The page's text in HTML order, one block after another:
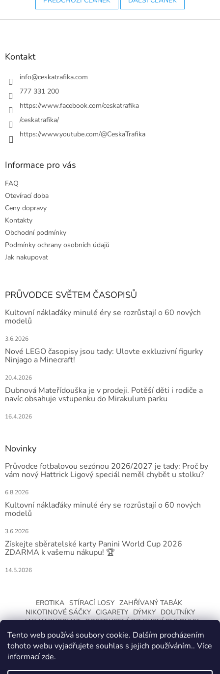
Tento web používá soubory cookie. Dalším procházením
tohoto webu vyjadřujete souhlas s jejich používáním.. Více
informacízde.
Z
Kontakt
info@ceskatrafika.com
777 331 200
https://www.facebook.com/ceskatrafika
/ceskatrafika/
https://www.youtube.com/@CeskaTrafika
Informace pro vás
FAQ
Otevírací doba
Ceny dopravy
Kontakty
Obchodní podmínky
Podmínky ochrany osobních údajů
Jak nakupovat
PRŮVODCE SVĚTEM ČASOPISŮ
Kultovní náklaďáky minulé éry se rozrůstají o 60 nových
modelů
3.6.2026
Nové LEGO časopisy jsou tady: Ulovte exkluzivní figurky
Ninjago a Minecraft!
20.4.2026
Dubnová Mateřídouška je v prodeji. Potěší děti i rodiče a
navíc obsahuje vstupenku do Mirakulum parku
16.4.2026
Novinky
Průvodce fotbalovou sezónou 2026/2027 je tady: Proč by
vám nový Hattrick Ligový speciál neměl chybět u stolku?
6.8.2026
Kultovní náklaďáky minulé éry se rozrůstají o 60 nových
modelů
3.6.2026
Získejte sběratelské karty Panini World Cup 2026
ZDARMA k vašemu nákupu! 🏆
14.5.2026
EROTIKA STÍRACÍ LOSY ZAHŘÍVANÝ TABÁK
NIKOTINOVÉ SÁČKY CIGARETY DÝMKY
DOUTNÍKY
JAK NAKUPOVAT ODSTOUPENÍ OD KUPNÍ SMLOUVY